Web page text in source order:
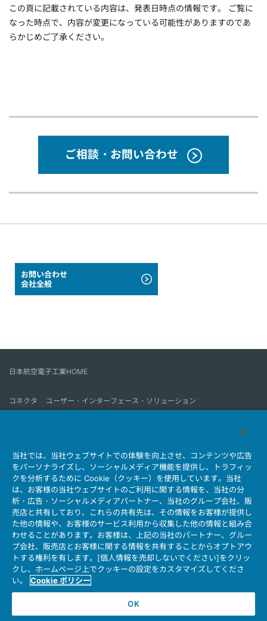
この頁に記載されている内容は、発表日時点の情報です。 ご覧に
なった時点で、内容が変更になっている可能性がありますのであ
らかじめご了承ください。
ご相談・お問い合わせ
お問い合わせ
会社全般
日本航空電子工業HOME
コネクタ
ユーザー・インターフェース・ソリューション
会社情報 サステナビリティ IR情報 採用情報
会社情報新着一覧
製品情報新着一覧
サイトマップ お問い合わせ
個人情報保護ポリシー
JAE Cookie Policy
ウェブアクセシビリティ方針
マイナンバー情報保護ポリシー
当社ウェブサイトのご利用について
ソーシャルメディア公式アカウント運用ポリシー
当社では、当社ウェブサイトでの体験を向上させ、コンテンツや広告
をパーソナライズし、ソーシャルメディア機能を提供し、トラフィッ
クを分析するために Cookie（クッキー）を使用しています。当社
は、お客様の当社ウェブサイトのご利用に関する情報を、当社の分
析・広告・ソーシャルメディアパートナー、当社のグループ会社、販
売店と共有しており、これらの共有先は、その情報をお客様が提供し
た他の情報や、お客様のサービス利用から収集した他の情報と組み合
わせることがあります。お客様は、上記の当社のパートナー、グルー
プ会社、販売店とお客様に関する情報を共有することからオプトアウ
トする権利を有します。[個人情報を売却しないでください]をクリッ
クし、ホームページ上でクッキーの設定をカスタマイズしてくださ
い。
Cookie ポリシー
OK